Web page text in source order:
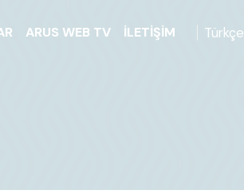
ARUS WEB TV İLETIŞIM Türkçe